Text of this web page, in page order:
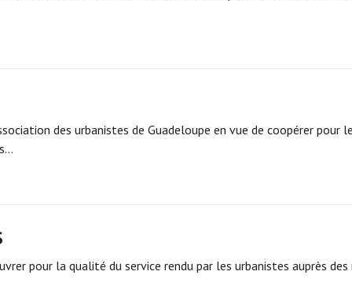
des urbanistes de Guadeloupe en vue de coopérer pour
pour la qualité du service rendu par les urbanistes auprès